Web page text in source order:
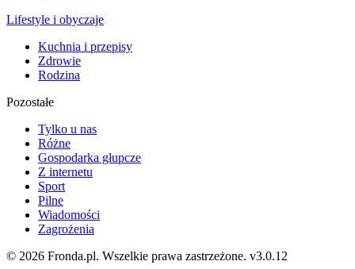
Lifestyle i obyczaje
Kuchnia i przepisy
Zdrowie
Rodzina
Pozostałe
Tylko u nas
Różne
Gospodarka głupcze
Z internetu
Sport
Pilne
Wiadomości
Zagrożenia
© 2026 Fronda.pl. Wszelkie prawa zastrzeżone. v3.0.12